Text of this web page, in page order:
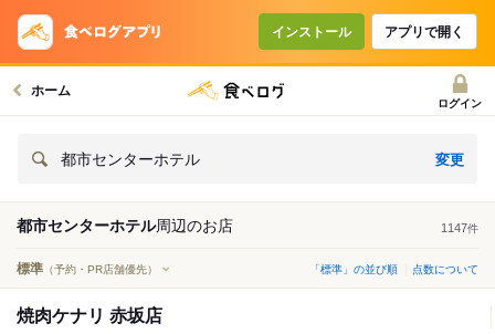
インストール アプリで開く
ホーム
ログイン
都市センターホテル 変更
都市センターホテル周辺のお店 1147件
標準 （予約・PR店舗優先） 「標準」の並び順 点数について
焼肉ケナリ 赤坂店